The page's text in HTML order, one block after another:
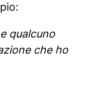
qualcuno
che ho